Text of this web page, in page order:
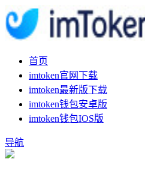
首页
imtoken官网下载
imtoken最新版下载
imtoken钱包安卓版
imtoken钱包IOS版
导航